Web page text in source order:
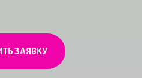
ЗАЯВКУ